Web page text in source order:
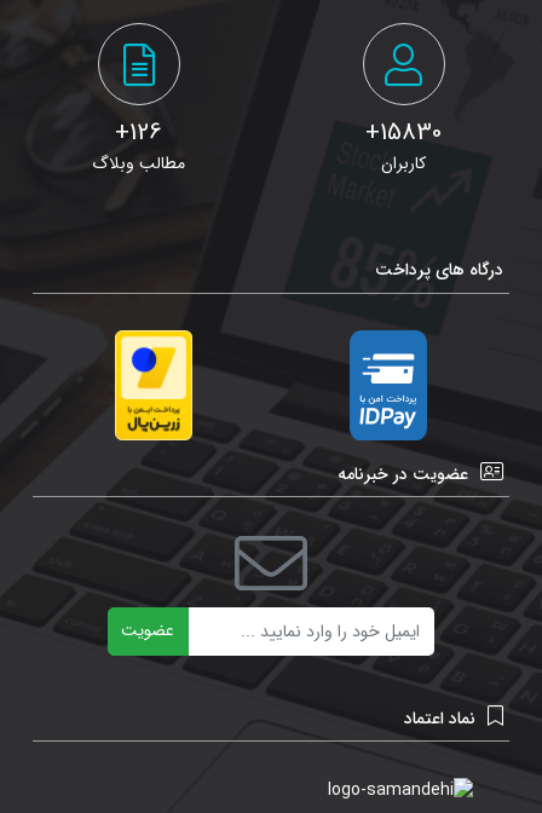
15830+
کاربران
126+
مطالب وبلاگ
درگاه های پرداخت
عضویت در خبرنامه
عضویت
نماد اعتماد